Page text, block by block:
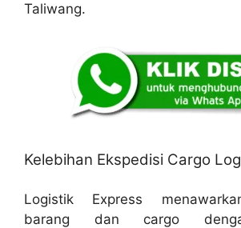
Taliwang.
Kelebihan Ekspedisi Cargo
Logistik Express
barang dan cargo